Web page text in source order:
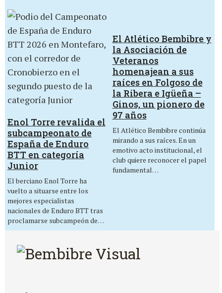
Enol Torre revalida el
subcampeonato de
España de Enduro
BTT en categoría
Junior
El berciano Enol Torre ha
vuelto a situarse entre los
mejores especialistas
nacionales de Enduro BTT tras
proclamarse subcampeón de…
El Atlético Bembibre y
la Asociación de
Veteranos
homenajean a sus
raíces en Folgoso de
la Ribera e Igüeña –
Ginos, un pionero de
97 años
El Atlético Bembibre continúa
mirando a sus raíces. En un
emotivo acto institucional, el
club quiere reconocer el papel
fundamental…